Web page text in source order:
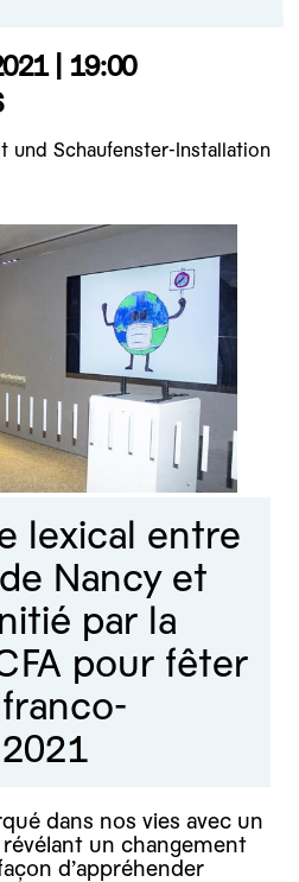
| 19:00
und Schaufenster-Installation
lexical entre
Nancy et
par la
pour fêter
dans nos vies avec un
un changement
d’appréhender